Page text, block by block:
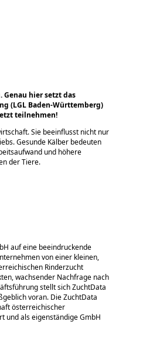
Genau hier setzt das
(LGL Baden-Württemberg)
teilnehmen!
Sie beeinflusst nicht nur
Gesunde Kälber bedeuten
und höhere
der Tiere.
auf eine beeindruckende
von einer kleinen,
Rinderzucht
wachsender Nachfrage nach
stellt sich ZuchtData
voran. Die ZuchtData
österreichischer
und als eigenständige GmbH